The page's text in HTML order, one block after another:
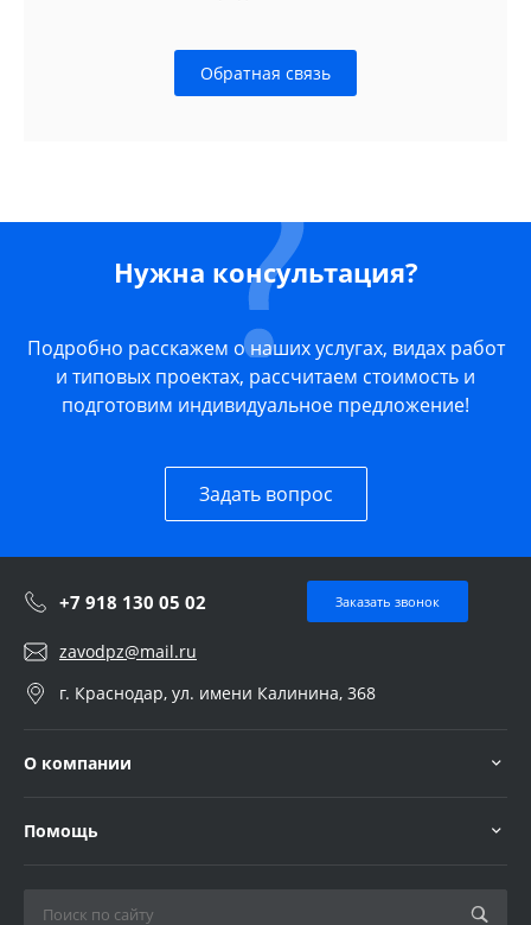
Обратная связь
Нужна консультация?
Подробно расскажем о наших услугах, видах работ
и типовых проектах, рассчитаем стоимость и
подготовим индивидуальное предложение!
Задать вопрос
+7 918 130 05 02 Заказать звонок
zavodpz@mail.ru
г. Краснодар, ул. имени Калинина, 368
О компании
Помощь